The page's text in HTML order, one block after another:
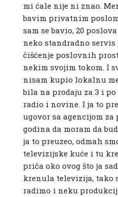
mi ćale nije ni znao.
bavim privatnim
sam se bavio, 20
neko standradno servis
čišćenje poslovnih
nekim svojim tokom. I
nisam kupio lokalnu
bila na prodaju za 3 i
radio i novine. I ja to
ugovor sa agencijom
godina da moram da
ja to preuzeo, odmah
televizijske kuće i tu
priča oko ovog što ja
krenula televizija, tako
radimo i neku